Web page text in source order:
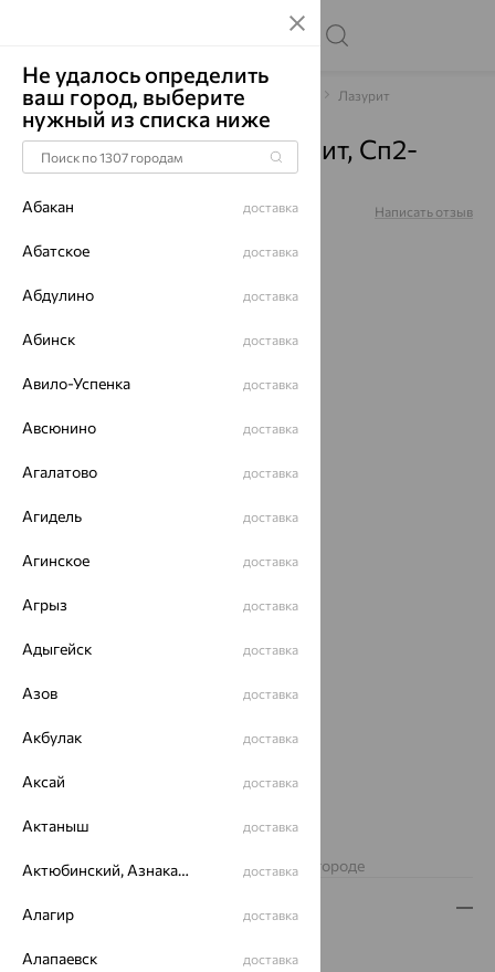
Главная Каталог Браслеты декоративные Лазурит
Браслет, серебро, лазурит, Сп2-
003-45
Артикул: Написать отзыв
1 688
Изделие недоступно для заказа в вашем городе
Описание
Вид изделия:
Не удалось определить
ваш город, выберите
нужный из списка ниже
Абакан доставка
Абатское доставка
Абдулино доставка
Абинск доставка
Авило-Успенка доставка
Авсюнино доставка
Агалатово доставка
Агидель доставка
Агинское доставка
Агрыз доставка
Адыгейск доставка
Азов доставка
Акбулак доставка
Аксай доставка
Актаныш доставка
Актюбинский, Азнакаевский район доставка
Алагир доставка
Алапаевск доставка